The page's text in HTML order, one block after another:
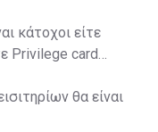
κάτοχοι είτε
Privilege card
θα είναι